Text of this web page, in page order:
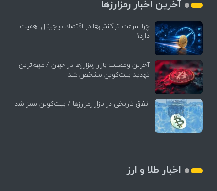
آخرین اخبار رمزارزها
چرا سرعت تراکنش‌ها در اقتصاد دیجیتال اهمیت
دارد؟
آخرین وضعیت بازار رمزارزها در جهان / مهم‌ترین
تهدید بیت‌کوین مشخص شد
اتفاق تاریخی در بازار رمزارزها / بیت‌کوین سبز شد
اخبار طلا و ارز